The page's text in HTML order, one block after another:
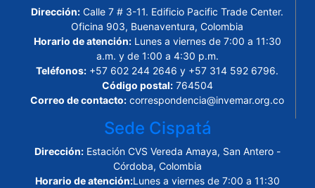
Dirección: Calle 7 # 3-11. Edificio Pacific Trade Center.
Oficina 903, Buenaventura, Colombia
Horario de atención:Lunes a viernes de 7:00 a 11:30
a.m. y de 1:00 a 4:30 p.m.
Teléfonos: +57 602 244 2646 y +57 314 592 6796.
Código postal:764504
Correo de contacto: correspondencia@invemar.org.co
Sede Cispatá
Dirección: Estación CVS Vereda Amaya, San Antero -
Córdoba, Colombia
Horario de atención:Lunes a viernes de 7:00 a 11:30